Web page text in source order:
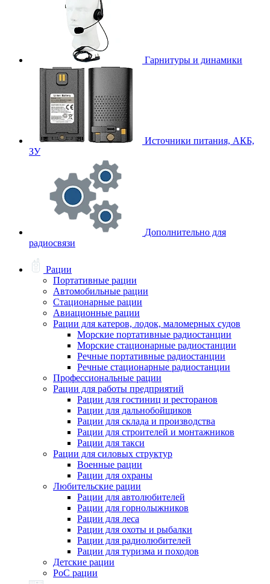
Гарнитуры и динамики
Источники питания, АКБ,
ЗУ
Дополнительно для
радиосвязи
Рации
Портативные рации
Автомобильные рации
Стационарные рации
Авиационные рации
Рации для катеров, лодок, маломерных судов
Морские портативные радиостанции
Морские стационарные радиостанции
Речные портативные радиостанции
Речные стационарные радиостанции
Профессиональные рации
Рации для работы предприятий
Рации для гостиниц и ресторанов
Рации для дальнобойщиков
Рации для склада и производства
Рации для строителей и монтажников
Рации для такси
Рации для силовых структур
Военные рации
Рации для охраны
Любительские рации
Рации для автолюбителей
Рации для горнолыжников
Рации для леса
Рации для охоты и рыбалки
Рации для радиолюбителей
Рации для туризма и походов
Детские рации
PoC рации